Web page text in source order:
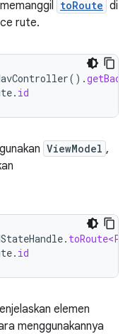
toRoute di
rute.
().
. id
ViewModel ,
.
. id
elemen
menggunakannya